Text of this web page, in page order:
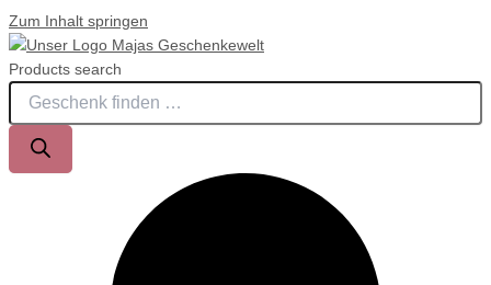
Zum Inhalt springen
Products search